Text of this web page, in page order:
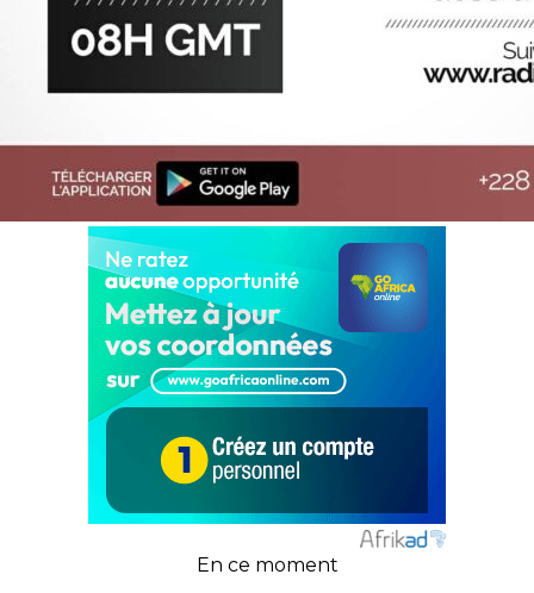
En ce moment